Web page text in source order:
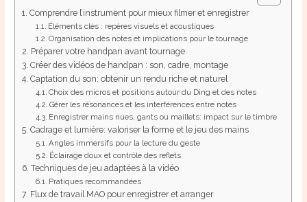
Comprendre l’instrument pour mieux filmer et enregistrer
Éléments clés : repères visuels et acoustiques
Organisation des notes et implications pour le tournage
Préparer votre handpan avant tournage
Créer des vidéos de handpan : son, cadre, montage
Captation du son: obtenir un rendu riche et naturel
Choix des micros et positions autour du Ding et des notes
Gérer les résonances et les interférences entre notes
Enregistrer mains nues, gants ou maillets: impact sur le timbre
Cadrage et lumière: valoriser la forme et le jeu des mains
Angles immersifs pour la lecture du geste
Éclairage doux et contrôle des reflets
Techniques de jeu adaptées à la vidéo
Pratiques recommandées
Flux de travail MAO pour enregistrer et arranger